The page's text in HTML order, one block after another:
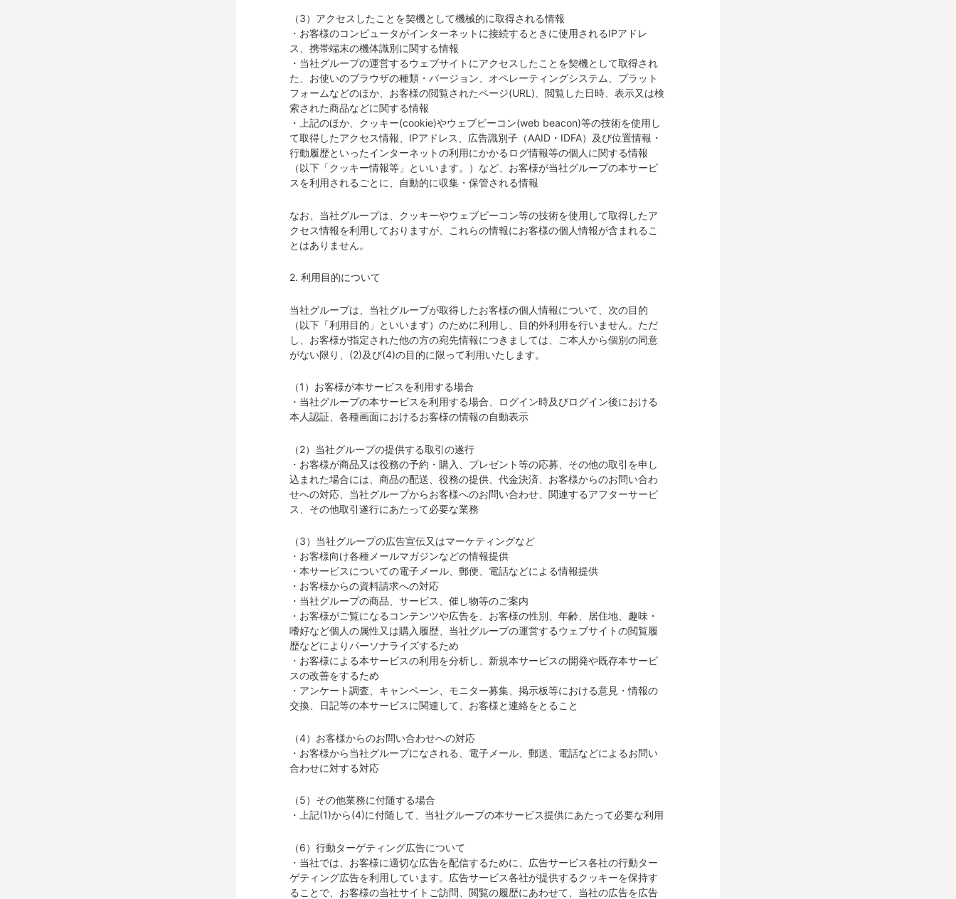
（3）アクセスしたことを契機として機械的に取得される情報
・お客様のコンピュータがインターネットに接続するときに使用されるIPアドレ
ス、携帯端末の機体識別に関する情報
・当社グループの運営するウェブサイトにアクセスしたことを契機として取得され
た、お使いのブラウザの種類・バージョン、オペレーティングシステム、プラット
フォームなどのほか、お客様の閲覧されたページ(URL)、閲覧した日時、表示又は検
索された商品などに関する情報
・上記のほか、クッキー(cookie)やウェブビーコン(web beacon)等の技術を使用し
て取得したアクセス情報、IPアドレス、広告識別子（AAID・IDFA）及び位置情報・
行動履歴といったインターネットの利用にかかるログ情報等の個人に関する情報
（以下「クッキー情報等」といいます。）など、お客様が当社グループの本サービ
スを利用されるごとに、自動的に収集・保管される情報
なお、当社グループは、クッキーやウェブビーコン等の技術を使用して取得したア
クセス情報を利用しておりますが、これらの情報にお客様の個人情報が含まれるこ
とはありません。
2. 利用目的について
当社グループは、当社グループが取得したお客様の個人情報について、次の目的
（以下「利用目的」といいます）のために利用し、目的外利用を行いません。ただ
し、お客様が指定された他の方の宛先情報につきましては、ご本人から個別の同意
がない限り、(2)及び(4)の目的に限って利用いたします。
（1）お客様が本サービスを利用する場合
・当社グループの本サービスを利用する場合、ログイン時及びログイン後における
本人認証、各種画面におけるお客様の情報の自動表示
（2）当社グループの提供する取引の遂行
・お客様が商品又は役務の予約・購入、プレゼント等の応募、その他の取引を申し
込まれた場合には、商品の配送、役務の提供、代金決済、お客様からのお問い合わ
せへの対応、当社グループからお客様へのお問い合わせ、関連するアフターサービ
ス、その他取引遂行にあたって必要な業務
（3）当社グループの広告宣伝又はマーケティングなど
・お客様向け各種メールマガジンなどの情報提供
・本サービスについての電子メール、郵便、電話などによる情報提供
・お客様からの資料請求への対応
・当社グループの商品、サービス、催し物等のご案内
・お客様がご覧になるコンテンツや広告を、お客様の性別、年齢、居住地、趣味・
嗜好など個人の属性又は購入履歴、当社グループの運営するウェブサイトの閲覧履
歴などによりパーソナライズするため
・お客様による本サービスの利用を分析し、新規本サービスの開発や既存本サービ
スの改善をするため
・アンケート調査、キャンペーン、モニター募集、掲示板等における意見・情報の
交換、日記等の本サービスに関連して、お客様と連絡をとること
（4）お客様からのお問い合わせへの対応
・お客様から当社グループになされる、電子メール、郵送、電話などによるお問い
合わせに対する対応
（5）その他業務に付随する場合
・上記(1)から(4)に付随して、当社グループの本サービス提供にあたって必要な利用
（6）行動ターゲティング広告について
・当社では、お客様に適切な広告を配信するために、広告サービス各社の行動ター
ゲティング広告を利用しています。広告サービス各社が提供するクッキーを保持す
ることで、お客様の当社サイトご訪問、閲覧の履歴にあわせて、当社の広告を広告